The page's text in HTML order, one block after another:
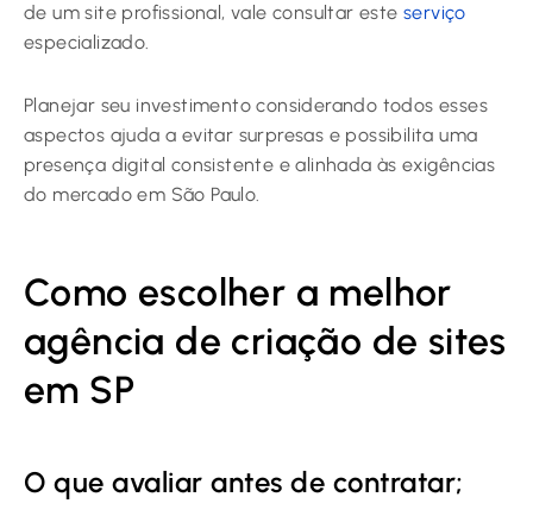
de um site profissional, vale consultar este serviço
especializado.
Planejar seu investimento considerando todos esses
aspectos ajuda a evitar surpresas e possibilita uma
presença digital consistente e alinhada às exigências
do mercado em São Paulo.
Como escolher a melhor
agência de criação de sites
em SP
O que avaliar antes de contratar;